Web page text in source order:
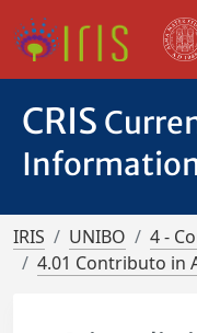
CRIS
IRIS UNIBO
4 -
4.01 Contributo in